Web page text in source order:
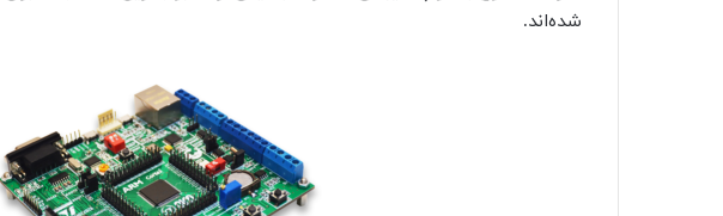
شده‌اند.